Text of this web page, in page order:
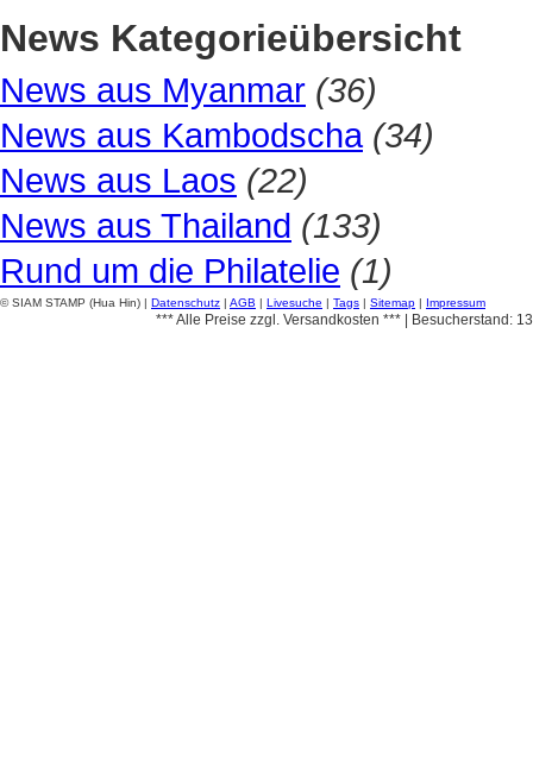
News Kategorieübersicht
News aus Myanmar (36)
News aus Kambodscha (34)
News aus Laos (22)
News aus Thailand (133)
Rund um die Philatelie (1)
© SIAM STAMP (Hua Hin) | Datenschutz | AGB | Livesuche | Tags | Sitemap | Impressum
*** Alle Preise zzgl. Versandkosten *** | Besucherstand: